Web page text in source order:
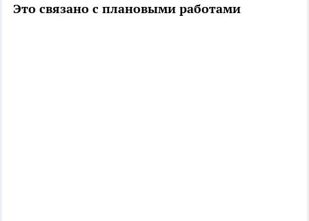
Это связано с плановыми работами